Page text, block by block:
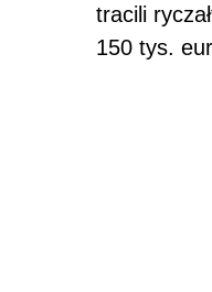
tracili
150 tys.